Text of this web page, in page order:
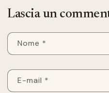
Lascia un
Nome *
E-mail *